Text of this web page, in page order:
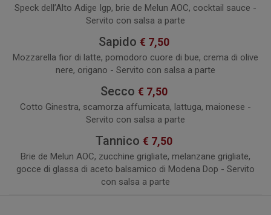
Speck dell’Alto Adige Igp, brie de Melun AOC, cocktail sauce -
Servito con salsa a parte
Sapido € 7,50
Mozzarella fior di latte, pomodoro cuore di bue, crema di olive
nere, origano - Servito con salsa a parte
Secco € 7,50
Cotto Ginestra, scamorza affumicata, lattuga, maionese -
Servito con salsa a parte
Tannico € 7,50
Brie de Melun AOC, zucchine grigliate, melanzane grigliate,
gocce di glassa di aceto balsamico di Modena Dop - Servito
con salsa a parte